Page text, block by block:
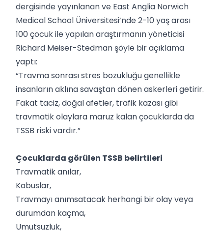
dergisinde yayınlanan ve East Anglia Norwich
Medical School Üniversitesi’nde 2-10 yaş arası
100 çocuk ile yapılan araştırmanın yöneticisi
Richard Meiser-Stedman şöyle bir açıklama
yaptı:
“Travma sonrası stres bozukluğu genellikle
insanların aklına savaştan dönen askerleri getirir.
Fakat taciz, doğal afetler, trafik kazası gibi
travmatik olaylara maruz kalan çocuklarda da
TSSB riski vardır.”
Çocuklarda görülen TSSB belirtileri
Travmatik anılar,
Kabuslar,
Travmayı anımsatacak herhangi bir olay veya
durumdan kaçma,
Umutsuzluk,